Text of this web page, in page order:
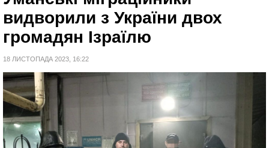
видворили з України двох
громадян Ізраїлю
18 ЛИСТОПАДА 2023, 16:22